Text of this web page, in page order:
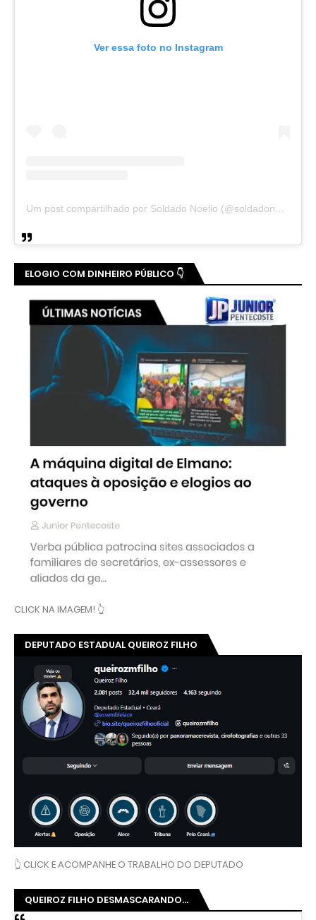
Ver essa foto no Instagram
Um post compartilhado por Soldado Noelio (@soldadonoelio)
ELOGIO COM DINHEIRO PÚBLICO 👇
CLICK NA IMAGEM! 👆
DEPUTADO ESTADUAL QUEIROZ FILHO
👆 CLICK E ACOMPANHE O TRABALHO DO DEPUTADO
QUEIROZ FILHO DESMASCARANDO...